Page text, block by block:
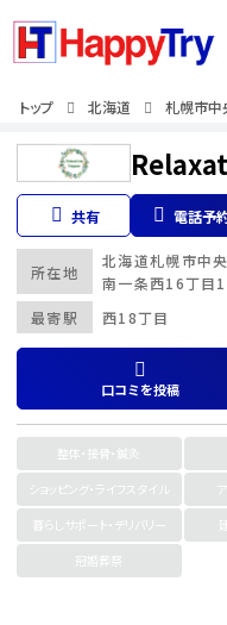
トップ 北海道 札幌市中
共有 電話予
最寄駅 西18丁目
所在地
北海道札幌市中
南一条西16丁目
口コミを投稿
整体・接骨・鍼灸
ショッピング・ライフスタイル
暮らしサポート・デリバリー
冠婚葬祭